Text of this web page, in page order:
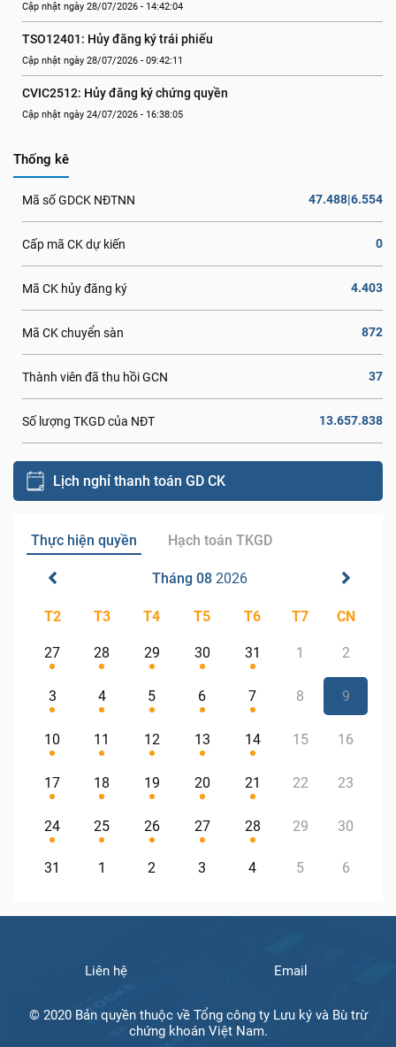
Cập nhật ngày 28/07/2026 - 14:42:04
TSO12401: Hủy đăng ký trái phiếu
Cập nhật ngày 28/07/2026 - 09:42:11
CVIC2512: Hủy đăng ký chứng quyền
Cập nhật ngày 24/07/2026 - 16:38:05
Thống kê
Mã số GDCK NĐTNN 47.488|6.554
Cấp mã CK dự kiến 0
Mã CK hủy đăng ký 4.403
Mã CK chuyển sàn 872
Thành viên đã thu hồi GCN 37
Số lượng TKGD của NĐT 13.657.838
Lịch nghỉ thanh toán GD CK
Thực hiện quyền Hạch toán TKGD
Tháng 08 2026
T2 T3 T4 T5 T6 T7 CN
27 28 29 30 31 1 2
3 4 5 6 7 8 9
10 11 12 13 14 15 16
17 18 19 20 21 22 23
24 25 26 27 28 29 30
31 1 2 3 4 5 6
Liên hệ Email
© 2020 Bản quyền thuộc về Tổng công ty Lưu ký và Bù trừ
chứng khoán Việt Nam.